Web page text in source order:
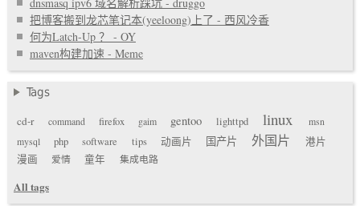
把博客搬到龙芯笔记本(yeeloong)上了 - 西风冷香
何为Latch-Up ？ - OY
maven构建加速 - Meme
Tags
cd-r
command firefox gaim gentoo lighttpd linux
msn
mysql
php software tips 动画片 国产片 外国片
港片
漫画
爱情 童年 集成电路
All tags